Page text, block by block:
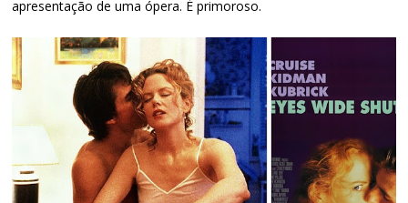
apresentação de uma ópera. É primoroso.